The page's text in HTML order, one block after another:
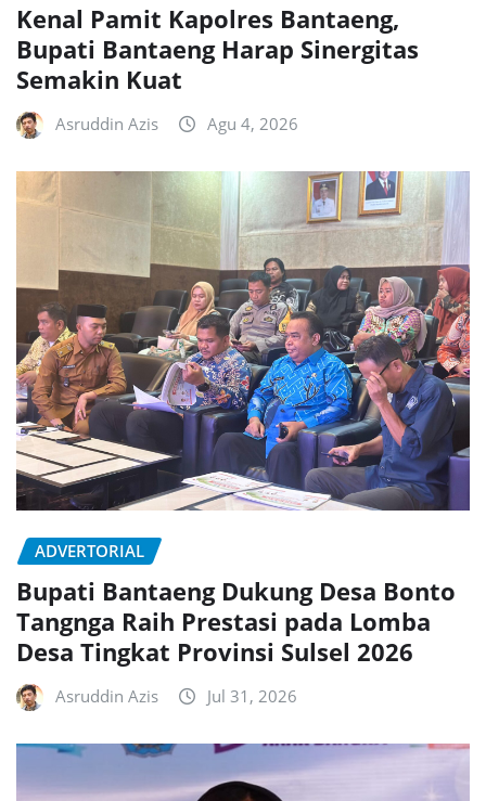
Kenal Pamit Kapolres Bantaeng,
Bupati Bantaeng Harap Sinergitas
Semakin Kuat
Asruddin Azis Agu 4, 2026
ADVERTORIAL
Bupati Bantaeng Dukung Desa Bonto
Tangnga Raih Prestasi pada Lomba
Desa Tingkat Provinsi Sulsel 2026
Asruddin Azis Jul 31, 2026